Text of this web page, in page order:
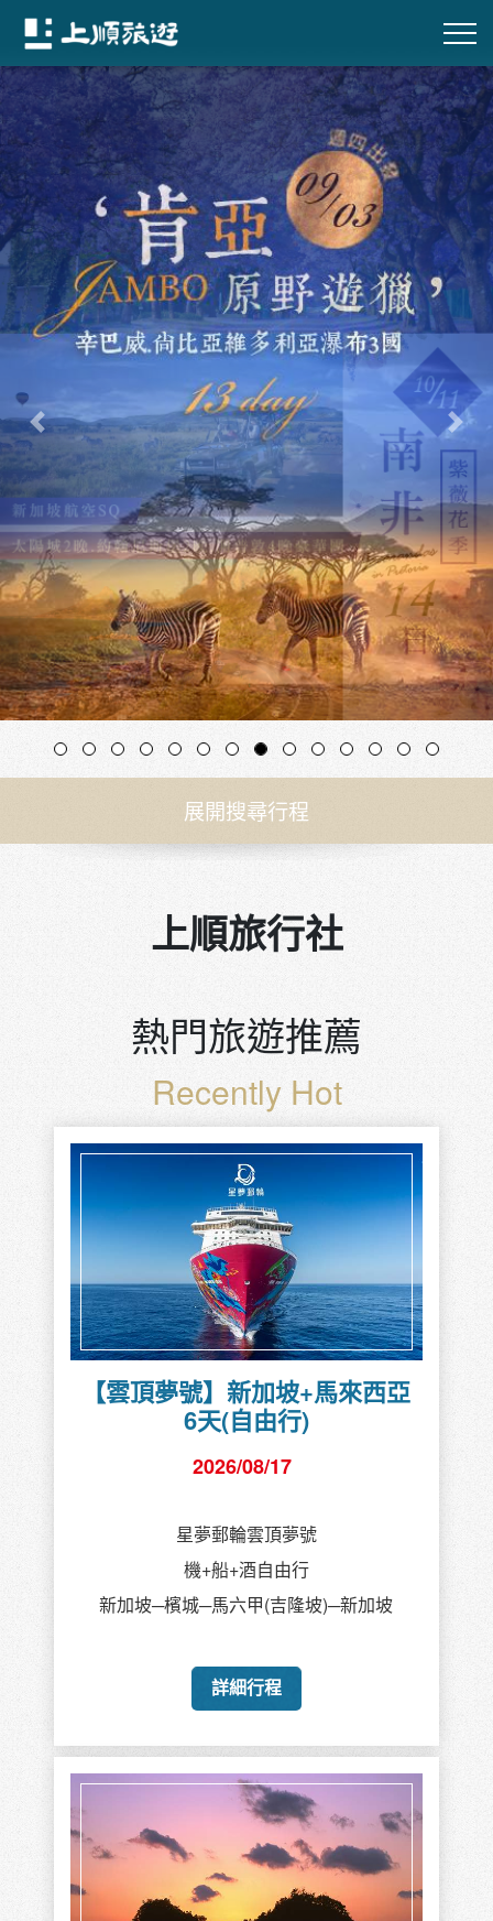
往前 往後
展開搜尋行程
上順旅行社
熱門旅遊推薦
Recently Hot
【雲頂夢號】新加坡+馬來西亞
6天(自由行)
2026/08/17
星夢郵輪雲頂夢號
機+船+酒自由行
新加坡─檳城─馬六甲(吉隆坡)─新加坡
詳細行程